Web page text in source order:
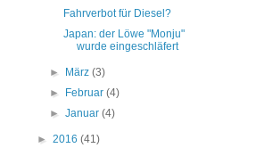
Fahrverbot für Diesel?
Japan: der Löwe "Monju"
wurde eingeschläfert
► März(3)
►
Februar(4)
►Januar(4)
► 2016 (41)